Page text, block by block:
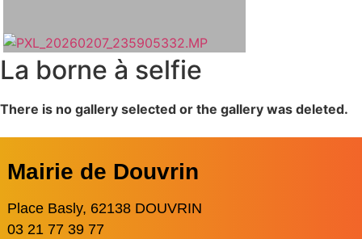
La borne à selfie
There is no gallery selected or the gallery was deleted.
Mairie de Douvrin
Place Basly, 62138 DOUVRIN
03 21 77 39 77